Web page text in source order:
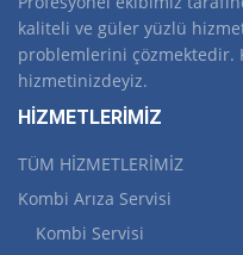
kaliteli ve güler yüzlü
problemlerini çözmektedir.
hizmetinizdeyiz.
HİZMETLERİMİZ
TÜM HİZMETLERİMİZ
Kombi Arıza Servisi
Kombi Servisi